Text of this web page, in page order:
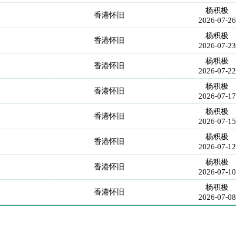
香港怀旧
杨积极
2026-07-26
香港怀旧
杨积极
2026-07-23
香港怀旧
杨积极
2026-07-22
香港怀旧
杨积极
2026-07-17
香港怀旧
杨积极
2026-07-15
香港怀旧
杨积极
2026-07-12
香港怀旧
杨积极
2026-07-10
香港怀旧
杨积极
2026-07-08